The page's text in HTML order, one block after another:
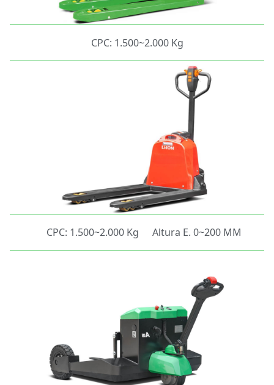
CPC: 1.500~2.000 Kg
CPC: 1.500~2.000 Kg Altura E. 0~200 MM